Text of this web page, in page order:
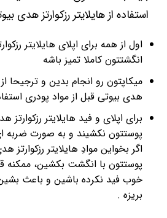
استفاده از هایلایتر رزکوارتز
اول از همه برای اپلای هایلایتر
انگشتتون کاملا تمیز باشه
میکاپتون رو انجام بدین و ترجیحا از
هدی بیوتی قبل از مواد پودری
برای اپلای و فید هایلایتر
پوستتون نکشیند و به صورت ضربه
اگر بخواین موادِ هایلایتر رزکوارتز
پوستتون با انگشت بکشین، ممکنه
خوب فید نکرده باشین و باعث
بریزه .